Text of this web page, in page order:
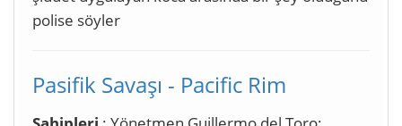
polise söyler
Pasifik Savaşı - Pacific Rim